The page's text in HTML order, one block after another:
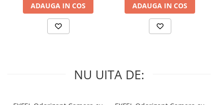
ADAUGA IN COS ADAUGA IN COS
NU UITA DE: